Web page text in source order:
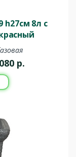
h27см 8л с
р.